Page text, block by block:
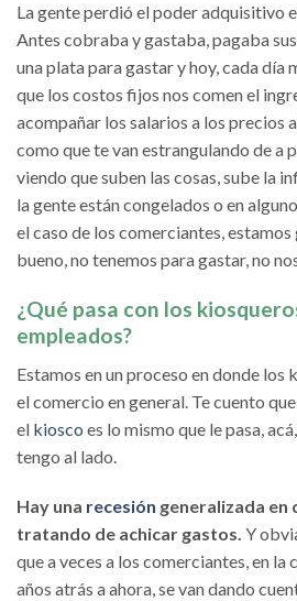
La gente perdió el poder adquisitivo
Antes cobraba y gastaba, pagaba
una plata para gastar y hoy, cada día
que los costos fijos nos comen el
acompañar los salarios a los precios
como que te van estrangulando de a
viendo que suben las cosas, sube la
la gente están congelados o en
el caso de los comerciantes, estamos
bueno, no tenemos para gastar, no
¿Qué pasa con los
empleados?
Estamos en un proceso en donde los
el comercio en general. Te cuento
el kiosco es lo mismo que le pasa,
tengo al lado.
Hay una recesión generalizada
tratando de achicar gastos. Y
que a veces a los comerciantes, en la
años atrás a ahora, se van dando